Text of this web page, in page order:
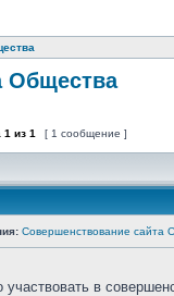
Общества
1 из 1 [ 1 сообщение ]
Совершенствование сайта
участвовать в